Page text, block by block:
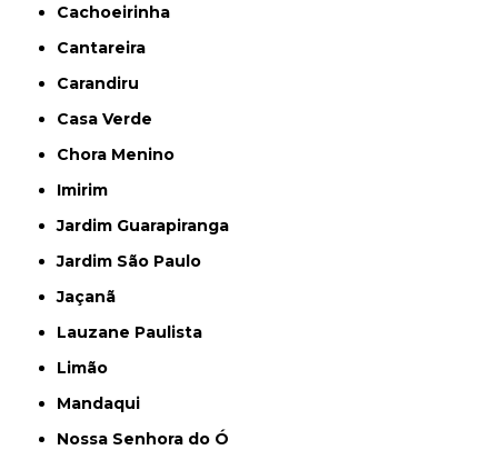
Cachoeirinha
Cantareira
Carandiru
Casa Verde
Chora Menino
Imirim
Jardim Guarapiranga
Jardim São Paulo
Jaçanã
Lauzane Paulista
Limão
Mandaqui
Nossa Senhora do Ó